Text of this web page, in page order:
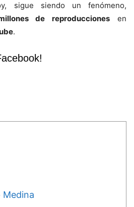
sigue siendo un fenómeno,
de reproducciones en
.
Medina